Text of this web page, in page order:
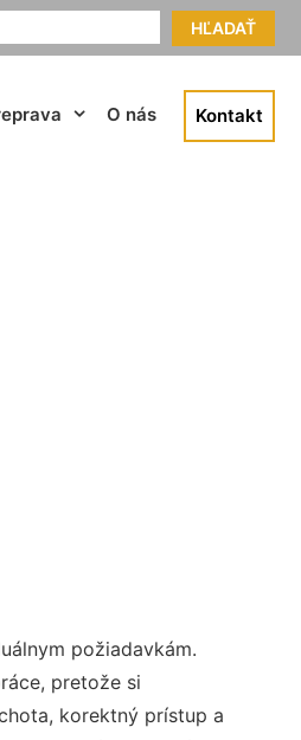
HĽADAŤ
O nás Kontakt
požiadavkám.
pretože si
korektný prístup a